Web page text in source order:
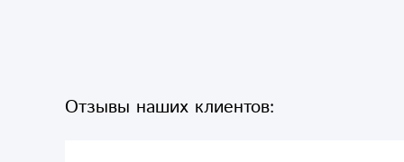
Отзывы наших клиентов: